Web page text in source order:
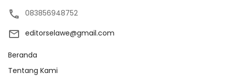
083856948752
editorselawe@gmail.com
Beranda
Tentang Kami